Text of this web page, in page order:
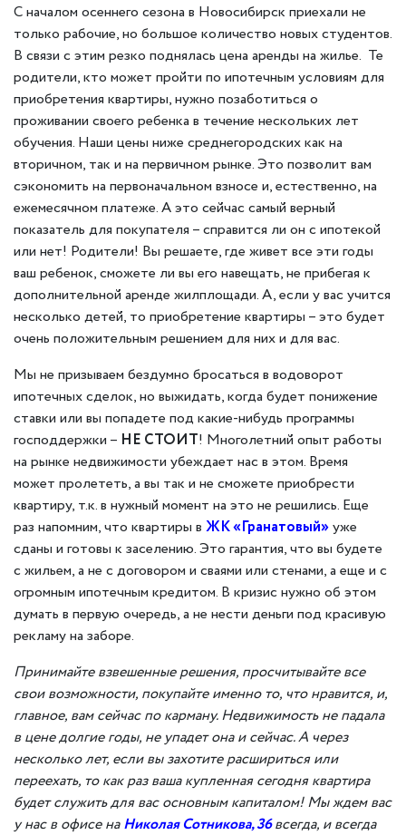
С началом осеннего сезона в Новосибирск приехали не
только рабочие, но большое количество новых студентов.
В связи с этим резко поднялась цена аренды на жилье. Те
родители, кто может пройти по ипотечным условиям для
приобретения квартиры, нужно позаботиться о
проживании своего ребенка в течение нескольких лет
обучения. Наши цены ниже среднегородских как на
вторичном, так и на первичном рынке. Это позволит вам
сэкономить на первоначальном взносе и, естественно, на
ежемесячном платеже. А это сейчас самый верный
показатель для покупателя – справится ли он с ипотекой
или нет! Родители! Вы решаете, где живет все эти годы
ваш ребенок, сможете ли вы его навещать, не прибегая к
дополнительной аренде жилплощади. А, если у вас учится
несколько детей, то приобретение квартиры – это будет
очень положительным решением для них и для вас.
Мы не призываем бездумно бросаться в водоворот
ипотечных сделок, но выжидать, когда будет понижение
ставки или вы попадете под какие-нибудь программы
господдержки – НЕ СТОИТ! Многолетний опыт работы
на рынке недвижимости убеждает нас в этом. Время
может пролететь, а вы так и не сможете приобрести
квартиру, т.к. в нужный момент на это не решились. Еще
раз напомним, что квартиры в ЖК «Гранатовый»уже
сданы и готовы к заселению. Это гарантия, что вы будете
с жильем, а не с договором и сваями или стенами, а еще и с
огромным ипотечным кредитом. В кризис нужно об этом
думать в первую очередь, а не нести деньги под красивую
рекламу на заборе.
Принимайте взвешенные решения, просчитывайте все
свои возможности, покупайте именно то, что нравится, и,
главное, вам сейчас по карману. Недвижимость не падала
в цене долгие годы, не упадет она и сейчас. А через
несколько лет, если вы захотите расшириться или
переехать, то как раз вашакупленная сегодняквартира
будет служить для вас основным капиталом! Мы ждем вас
у нас в офисе наНиколая Сотникова, 36всегда, и всегда